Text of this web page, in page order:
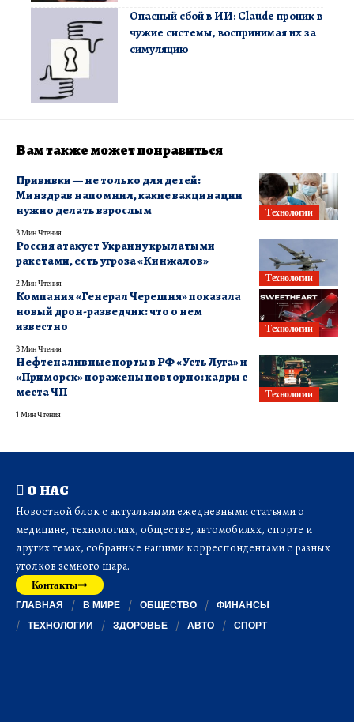
Опасный сбой в ИИ: Claude проник в
чужие системы, воспринимая их за
симуляцию
Вам также может понравиться
Технологии
Прививки — не только для детей:
Минздрав напомнил, какие вакцинации
нужно делать взрослым
3 Мин Чтения
Технологии
Россия атакует Украину крылатыми
ракетами, есть угроза «Кинжалов»
2 Мин Чтения
Технологии
Компания «Генерал Черешня» показала
новый дрон-разведчик: что о нем
известно
3 Мин Чтения
Технологии
Нефтеналивные порты в РФ «Усть Луга» и
«Приморск» поражены повторно: кадры с
места ЧП
1 Мин Чтения
О НАС
Новостной блок с актуальными ежедневными статьями о
медицине, технологиях, обществе, автомобилях, спорте и
других темах, собранные нашими корреспондентами с разных
уголков земного шара.
Контакты
ГЛАВНАЯ В МИРЕ ОБЩЕСТВО
ФИНАНСЫ
ТЕХНОЛОГИИ
ЗДОРОВЬЕ АВТО СПОРТ